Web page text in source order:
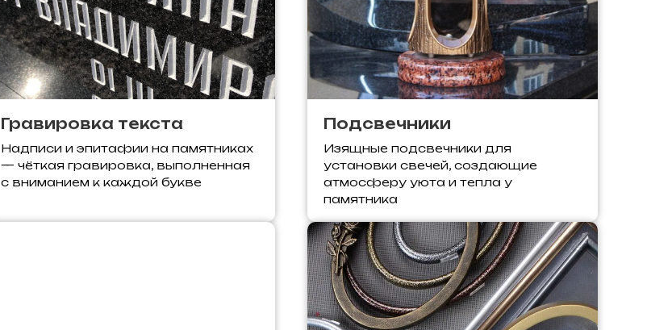
Гравировка текста
Надписи и эпитафии на памятниках
— чёткая гравировка, выполненная
с вниманием к каждой букве
Подсвечники
Изящные подсвечники для
установки свечей, создающие
атмосферу уюта и тепла у
памятника